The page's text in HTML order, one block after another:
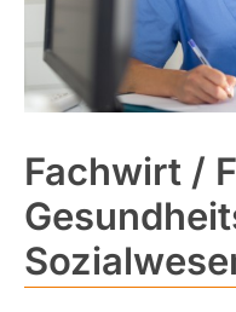
Fachwirt /